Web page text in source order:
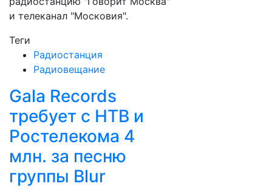
и телеканал "Московия".
Теги
Радиостанция
Радиовещание
Gala Records
требует с НТВ и
Ростелекома 4
млн. за песню
группы Blur